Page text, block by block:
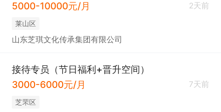
5000-10000元/月
2天前
莱山区
山东芝琪文化传承集团有限公司
接待专员（节日福利+晋升空间）
3000-6000元/月
7天前
芝罘区